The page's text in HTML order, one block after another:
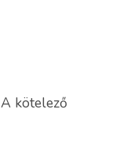
A kötelező